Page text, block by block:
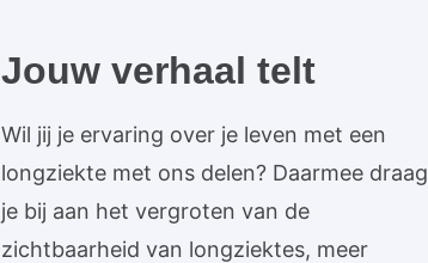
Jouw verhaal telt
Wil jij je ervaring over je leven met een
longziekte met ons delen? Daarmee draag
je bij aan het vergroten van de
zichtbaarheid van longziektes, meer